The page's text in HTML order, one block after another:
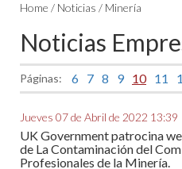
Home / Noticias / Minería
Noticias
Páginas: 6 7 8 9 10 11
Jueves 07 de Abril de 2022 13:39
UK Government patrocina
de La Contaminación del
Profesionales de la Minería.